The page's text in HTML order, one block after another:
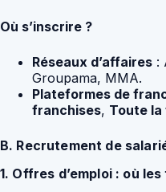
Où s’inscrire ?
Réseaux d’affaires :
Groupama, MMA.
Plateformes de
franchises, Toute
B. Recrutement de
1. Offres d’emploi : où